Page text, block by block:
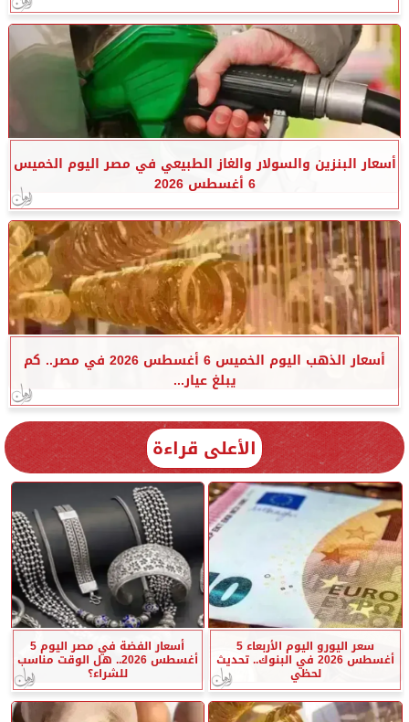
أسعار البنزين والسولار والغاز الطبيعي في مصر اليوم الخميس
6 أغسطس 2026
أسعار الذهب اليوم الخميس 6 أغسطس 2026 في مصر.. كم
يبلغ عيار...
الأعلى قراءة
سعر اليورو اليوم الأربعاء 5
أغسطس 2026 في البنوك.. تحديث
لحظي
أسعار الفضة في مصر اليوم 5
أغسطس 2026.. هل الوقت مناسب
للشراء؟